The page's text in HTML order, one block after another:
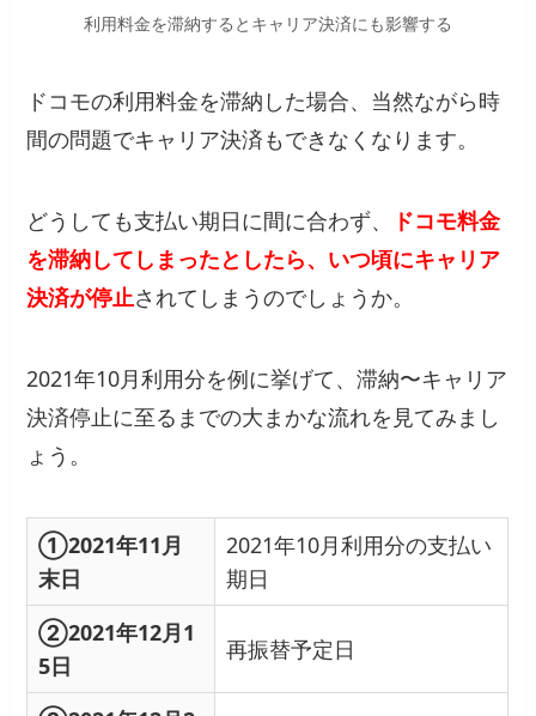
利用料金を滞納するとキャリア決済にも影響する
ドコモの利用料金を滞納した場合、当然ながら時
間の問題でキャリア決済もできなくなります。
どうしても支払い期日に間に合わず、
ドコモ料金
を滞納してしまったとしたら、いつ頃にキャリア
決済が停止されてしまうのでしょうか。
2021年10月利用分を例に挙げて、滞納〜キャリア
決済停止に至るまでの大まかな流れを見てみまし
ょう。
①2021年11月
末日
2021年10月利用分の支払い
期日
②2021年12月1
5日
再振替予定日